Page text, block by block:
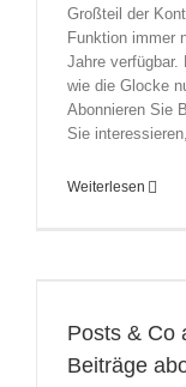
Großteil der
Funktion immer
Jahre verfügbar.
wie die Glocke
Abonnieren Sie
Sie
Weiterlesen
Posts & Co
Beiträge